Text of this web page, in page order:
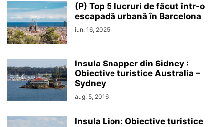
(P) Top 5 lucruri de făcut într-o
escapadă urbană în Barcelona
iun. 16, 2025
Insula Snapper din Sidney :
Obiective turistice Australia –
Sydney
aug. 5, 2016
Insula Lion: Obiective turistice